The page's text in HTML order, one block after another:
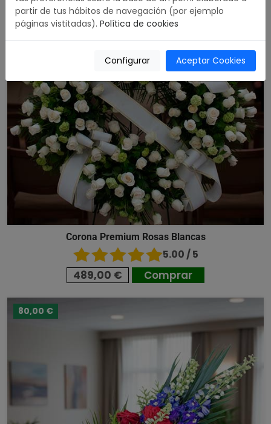
Corona Premium Rosas Blancas
5.00 / 5
489,00 € Comprar
80,00 €
partir de tus hábitos de navegación (por ejemplo
páginas vistitadas). Política de cookies
Configurar Aceptar Cookies